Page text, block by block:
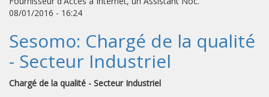
08/01/2016 - 16:24
Sesomo: Chargé de la qualité
- Secteur Industriel
Chargé de la qualité - Secteur Industriel